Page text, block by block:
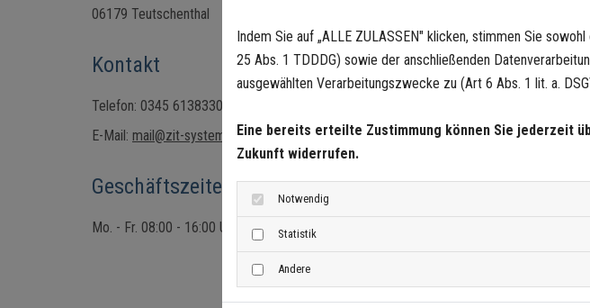
06179 Teutschenthal
Kontakt
Telefon: 0345 6138330
E-Mail: mail@zit-systeme.de
Geschäftszeiten
Mo. - Fr. 08:00 - 16:00 Uhr
Wenn Sie
Indem Sie auf „ALLE ZULASSEN" klicken, stimmen Sie
25 Abs. 1 TDDDG) sowie der anschließenden
ausgewählten Verarbeitungszwecke zu (Art 6 Abs. 1 lit. a.
Eine bereits erteilte Zustimmung können Sie jederzeit
Zukunft widerrufen.
Notwendig
Statistik
Andere